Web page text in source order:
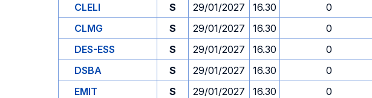
CLELI
S 29/01/2027 16.30 0
CLMG
S 29/01/2027 16.30 0
DES-ESS
S 29/01/2027 16.30 0
DSBA
S 29/01/2027 16.30 0
EMIT
S 29/01/2027 16.30 0